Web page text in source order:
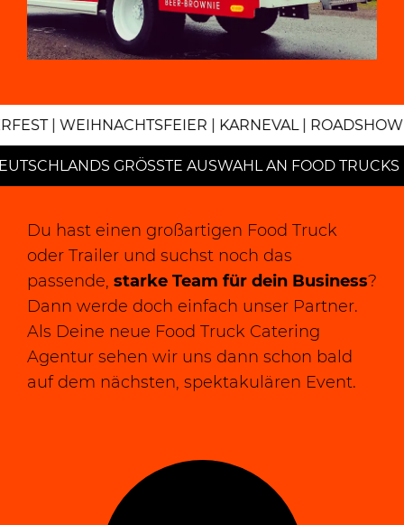
| WEIHNACHTSFEIER | KARNEVAL |
GRÖSSTE AUSWAHL AN FOOD
Du hast einen großartigen Food Truck
oder Trailer und suchst noch das
passende, starke Team für dein Business?
Dann werde doch einfach unser Partner.
Als Deine neue Food Truck Catering
Agentur sehen wir uns dann schon bald
auf dem nächsten, spektakulären Event.